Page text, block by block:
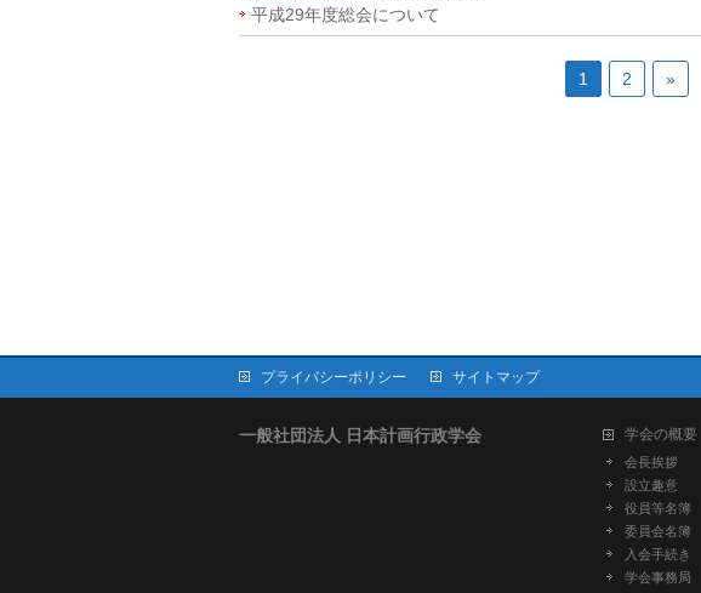
平成29年度総会について
1 2 »
プライバシーポリシー サイトマップ
一般社団法人 日本計画行政学会 学会の概要
会長挨拶
設立趣意
役員等名簿
委員会名簿
入会手続き
学会事務局